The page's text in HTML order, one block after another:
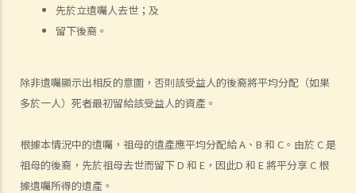
先於立遺囑人去世；及
留下後裔。
除非遺囑顯示出相反的意圖，否則該受益人的後裔將平均分配（如果
多於一人）死者最初留給該受益人的資產。
根據本情況中的遺囑，祖母的遺產應平均分配給 A、B 和 C。由於 C 是
祖母的後裔，先於祖母去世而留下 D 和 E，因此D 和 E 將平分享 C 根
據遺囑所得的遺產。
4. 立遺囑人可以同時訂立多份遺囑嗎？
5. 立遺囑人可以在遺囑中處理他的海外財產嗎？
7. 破產人士可以被委任為遺囑執行人/遺產管理人嗎？
8. 我可以不用律師的幫助而自行撰寫遺囑嗎？
修改遺囑
1. 我有什麼方法可以修改我的遺囑？